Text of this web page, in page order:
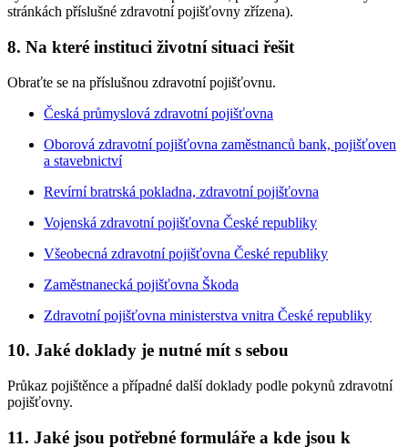
stránkách příslušné zdravotní pojišťovny zřízena).
8. Na které instituci životní situaci řešit
Obraťte se na příslušnou zdravotní pojišťovnu.
Česká průmyslová zdravotní pojišťovna
Oborová zdravotní pojišťovna zaměstnanců bank, pojišťoven
a stavebnictví
Revírní bratrská pokladna, zdravotní pojišťovna
Vojenská zdravotní pojišťovna České republiky
Všeobecná zdravotní pojišťovna České republiky
Zaměstnanecká pojišťovna Škoda
Zdravotní pojišťovna ministerstva vnitra České republiky
10. Jaké doklady je nutné mít s sebou
Průkaz pojištěnce a případné další doklady podle pokynů zdravotní
pojišťovny.
11. Jaké jsou potřebné formuláře a kde jsou k